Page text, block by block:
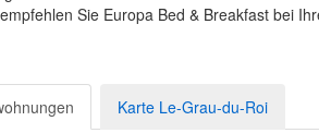
Sie Europa Bed & Breakfast bei
Karte Le-Grau-du-Roi